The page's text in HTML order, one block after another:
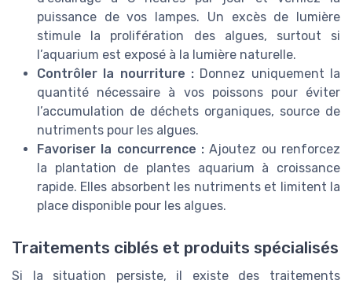
puissance de vos lampes. Un excès de lumière
stimule la prolifération des algues, surtout si
l’aquarium est exposé à la lumière naturelle.
Contrôler la nourriture : Donnez uniquement la
quantité nécessaire à vos poissons pour éviter
l’accumulation de déchets organiques, source de
nutriments pour les algues.
Favoriser la concurrence : Ajoutez ou renforcez
la plantation de plantes aquarium à croissance
rapide. Elles absorbent les nutriments et limitent la
place disponible pour les algues.
Traitements ciblés et produits spécialisés
Si la situation persiste, il existe des traitements